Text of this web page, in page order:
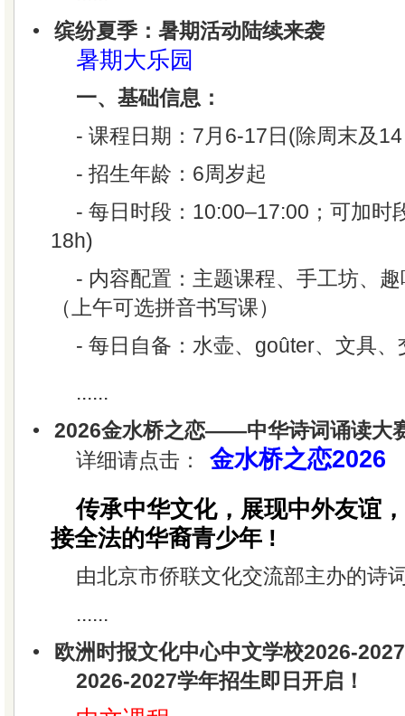
•
缤纷夏季：暑期活动陆续来袭
暑期大乐园
一、基础信息：
- 课程日期：7月6-17日(除周末及
- 招生年龄：6周岁起
- 每日时段：10:00–17:00；可加时
18h)
- 内容配置：主题课程、手工坊、
（上午可选拼音书写课）
- 每日自备：水壶、goûter、文具、
......
•
2026金水桥之恋——中华诗词诵读大
详细请点击：
金水桥之恋2026
传承中华文化，展现中外友谊
接全法的华裔青少年 !
由北京市侨联文化交流部主办的诗
......
•
欧洲时报文化中心中文学校2026-
2026-2027学年招生即日开启！